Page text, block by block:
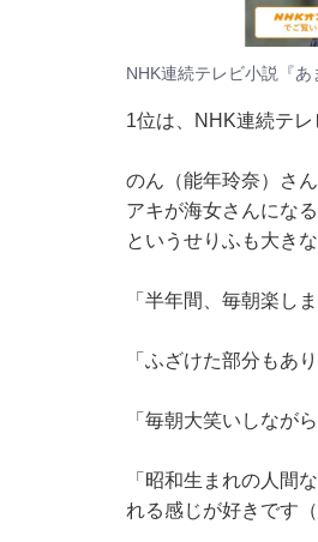
NHK連続テレビ小説『あ
1位は、NHK連続テレ
のん（能年玲奈）さ
アキが海女さんにな
というせりふも大き
「半年間、毎朝楽し
「ふざけた部分もあ
「毎朝大笑いしなが
「昭和生まれの人間
れる感じが好きです（